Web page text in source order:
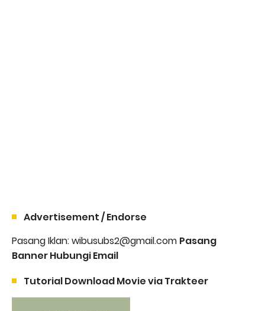
Advertisement / Endorse
Pasang Iklan: wibusubs2@gmail.com Pasang
Banner Hubungi Email
Tutorial Download Movie via Trakteer